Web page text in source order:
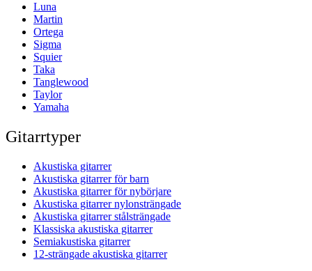
Luna
Martin
Ortega
Sigma
Squier
Taka
Tanglewood
Taylor
Yamaha
Gitarrtyper
Akustiska gitarrer
Akustiska gitarrer för barn
Akustiska gitarrer för nybörjare
Akustiska gitarrer nylonsträngade
Akustiska gitarrer stålsträngade
Klassiska akustiska gitarrer
Semiakustiska gitarrer
12-strängade akustiska gitarrer